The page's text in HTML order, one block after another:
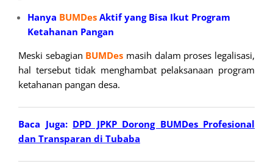
Hanya BUMDes Aktif yang Bisa Ikut Program
Ketahanan Pangan
Meski sebagian BUMDes masih dalam proses legalisasi,
hal tersebut tidak menghambat pelaksanaan program
ketahanan pangan desa.
Baca Juga: DPD JPKP Dorong BUMDes Profesional
dan Transparan di Tubaba